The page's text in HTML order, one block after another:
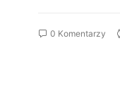
0 Komentarzy